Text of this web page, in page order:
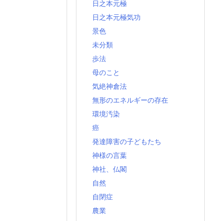
日之本元極
日之本元極気功
景色
未分類
歩法
母のこと
気絶神倉法
無形のエネルギーの存在
環境汚染
癌
発達障害の子どもたち
神様の言葉
神社、仏閣
自然
自閉症
農業